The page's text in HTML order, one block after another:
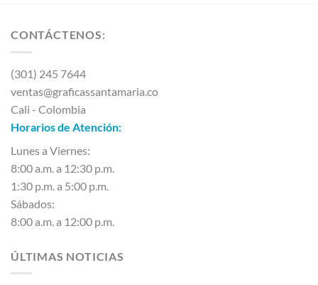
CONTÁCTENOS:
(301) 245 7644
ventas@graficassantamaria.co
Cali - Colombia
Horarios de Atención:
Lunes a Viernes:
8:00 a.m. a 12:30 p.m.
1:30 p.m. a 5:00 p.m.
Sábados:
8:00 a.m. a 12:00 p.m.
ÚLTIMAS NOTICIAS